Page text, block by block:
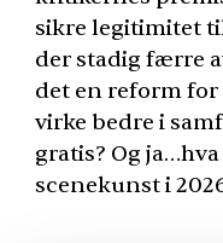
sikre legitimitet
der stadig færre
det en reform
virke bedre i
gratis? Og
scenekunst i